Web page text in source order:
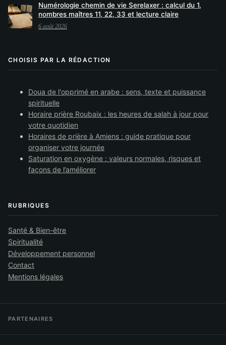
Numérologie chemin de vie Serelaxer : calcul du 1,
nombres maîtres 11, 22, 33 et lecture claire
6 août 2026
CHOISIS PAR LA RÉDACTION
Doua de l'opprimé en arabe : sens, texte et puissance
spirituelle
Horaire prière Roubaix : les heures de salah à jour pour
votre quotidien
Horaires de prière à Amiens : guide pratique pour
organiser votre journée
Saturation en oxygène : valeurs normales, risques et
façons de l’améliorer
RUBRIQUES
Santé & Bien-être
Spiritualité
Développement personnel
Contact
Mentions légales
PARTENAIRES